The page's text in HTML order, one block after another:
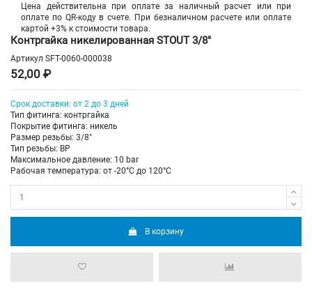
Цена действительна при оплате за наличный расчет или при
оплате по QR-коду в счете. При безналичном расчете или оплате
картой +3% к стоимости товара.
Контргайка никелированная STOUT 3/8"
Артикул SFT-0060-000038
52,00 ₽
Срок доставки: от 2 до 3 дней
Тип фитинга: контргайка
Покрытие фитинга: никель
Размер резьбы: 3/8"
Тип резьбы: ВР
Максимальное давление: 10 bar
Рабочая температура: от -20°C до 120°C
В корзину